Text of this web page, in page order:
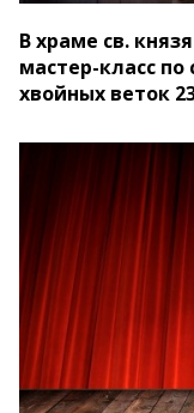
В храме св.
мастер-класс
хвойных веток